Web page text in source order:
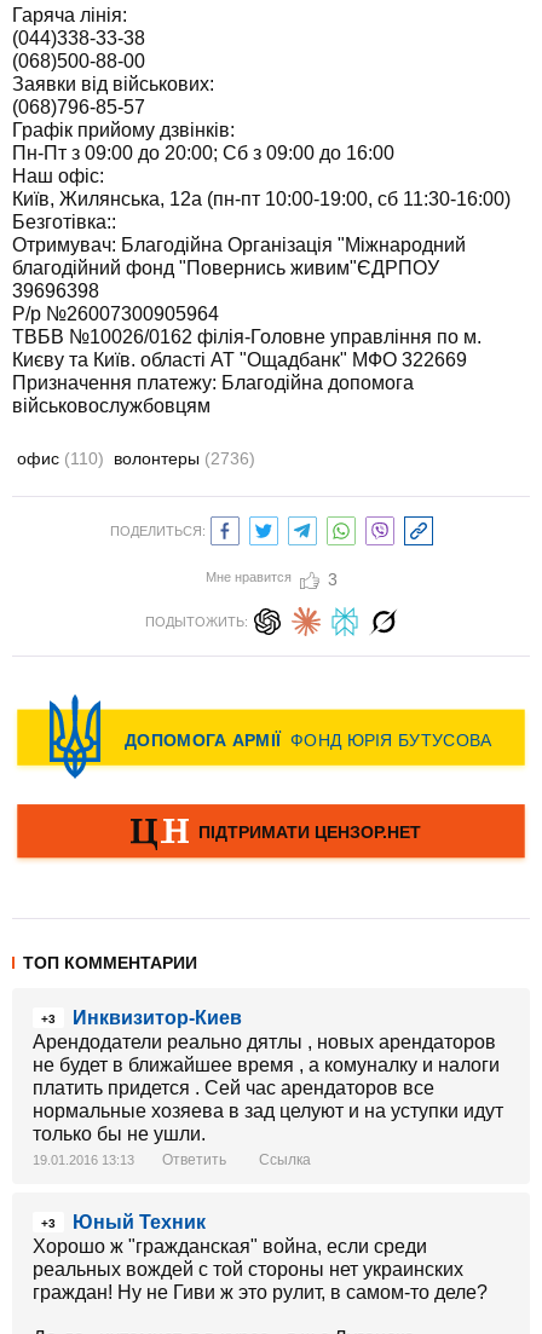
Гаряча лінія:
(044)338-33-38
(068)500-88-00
Заявки від військових:
(068)796-85-57
Графік прийому дзвінків:
Пн-Пт з 09:00 до 20:00; Сб з 09:00 до 16:00
Наш офіс:
Київ, Жилянська, 12а (пн-пт 10:00-19:00, сб 11:30-16:00)
Безготівка::
Отримувач: Благодійна Організація "Міжнародний
благодійний фонд "Повернись живим"ЄДРПОУ
39696398
Р/р №26007300905964
ТВБВ №10026/0162 філія-Головне управління по м.
Києву та Київ. області АТ "Ощадбанк" МФО 322669
Призначення платежу: Благодійна допомога
військовослужбовцям
офис (110) волонтеры (2736)
ПОДЕЛИТЬСЯ:
Мне нравится 3
ПОДЫТОЖИТЬ:
ТОП КОММЕНТАРИИ
+3
Инквизитор-Киев
Арендодатели реально дятлы , новых арендаторов
не будет в ближайшее время , а комуналку и налоги
платить придется . Сей час арендаторов все
нормальные хозяева в зад целуют и на уступки идут
только бы не ушли.
19.01.2016 13:13 Ответить Ссылка
+3
Юный Техник
Хорошо ж "гражданская" война, если среди
реальных вождей с той стороны нет украинских
граждан! Ну не Гиви ж это рулит, в самом-то деле?